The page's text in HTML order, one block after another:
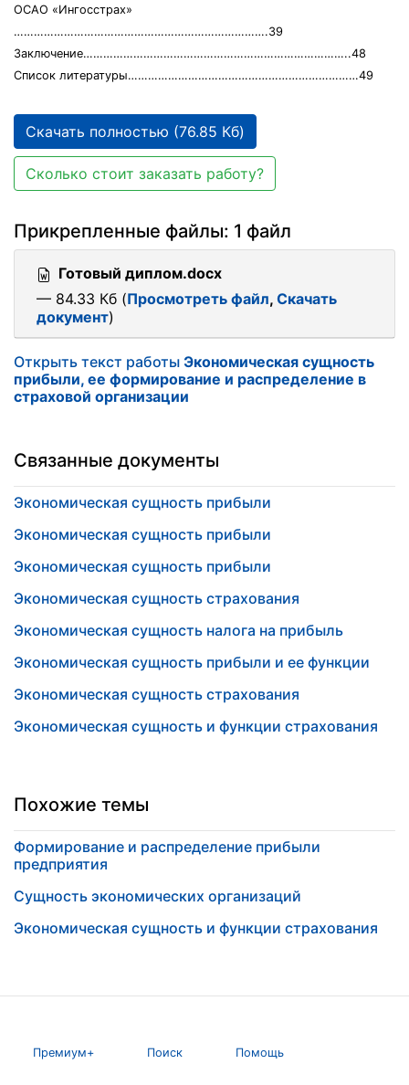
ОСАО «Ингосстрах»
………………………………………………………………….39
Заключение……………………………………………………………………..48
Список литературы……………………………………………………………49
Скачать полностью (76.85 Кб)
Сколько стоит заказать работу?
Прикрепленные файлы: 1 файл
Готовый диплом.docx
— 84.33 Кб (Просмотреть файл, Скачать
документ)
Открыть текст работы Экономическая сущность
прибыли, ее формирование и распределение в
страховой организации
Связанные документы
Экономическая сущность прибыли
Экономическая сущность прибыли
Экономическая сущность прибыли
Экономическая сущность страхования
Экономическая сущность налога на прибыль
Экономическая сущность прибыли и ее функции
Экономическая сущность страхования
Экономическая сущность и функции страхования
Похожие темы
Формирование и распределение прибыли
предприятия
Сущность экономических организаций
Экономическая сущность и функции страхования
Премиум+ Поиск Помощь